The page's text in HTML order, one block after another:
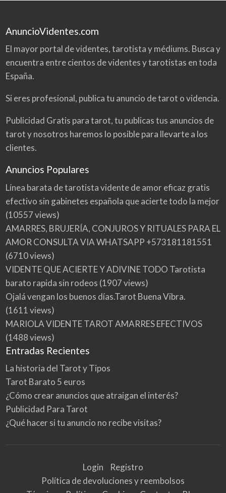
AnuncioVidentes.com
El mayor portal de videntes, tarotista y médiums. Busca y
encuentra entre cientos de videntes y tarotistas en toda
España.
Si eres profesional, publica tu anuncio de tarot o videncia.
Publicidad Gratis para tarot, tu publicas tus anuncios de
tarot y nosotros haremos lo posible para llevarte a los
clientes.
Anuncios Populares
Línea barata de tarotista vidente de amor eficaz gratis
efectivo sin gabinetes española que acierte todo la mejor
(10557 views)
AMARRES, BRUJERÍA, CONJUROS Y RITUALES PARA EL
AMOR CONSULTA VIA WHATSAPP +573181181551
(6710 views)
VIDENTE QUE ACIERTE Y ADIVINE TODO Tarotista
barato rapida sin rodeos (1907 views)
Ojalá vengan los buenos días.Tarot Buena Vibra.
(1611 views)
MARIOLA VIDENTE TAROT AMARRES EFECTIVOS
(1488 views)
Entradas Recientes
La historia del Tarot y Tipos
Tarot Barato 5 euros
¿Cómo crear anuncios que atraigan el interés?
Publicidad Para Tarot
¿Qué hacer si tu anuncio no recibe visitas?
Login
Registro
Política de devoluciones y reembolsos